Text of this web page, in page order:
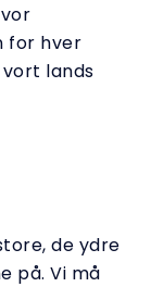
for hver
lands
de ydre
på. Vi må